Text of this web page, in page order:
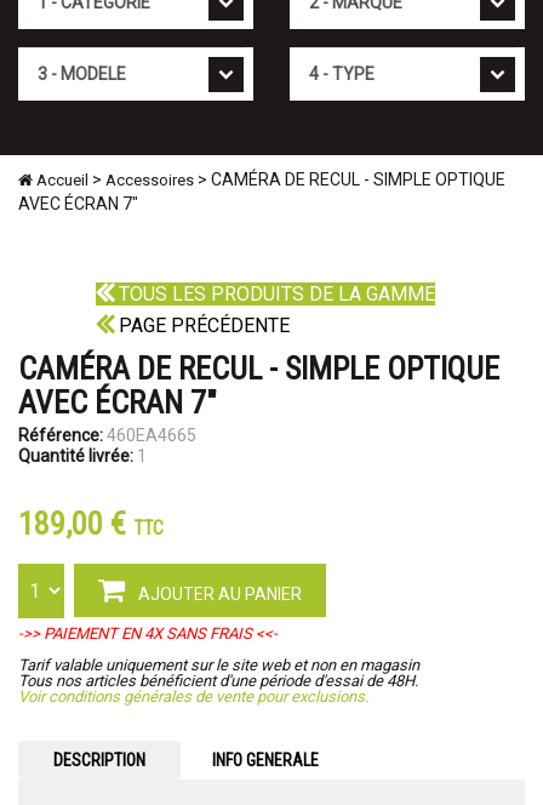
Accueil > Accessoires > CAMÉRA DE RECUL - SIMPLE OPTIQUE
AVEC ÉCRAN 7"
TOUS LES PRODUITS DE LA GAMME
PAGE PRÉCÉDENTE
CAMÉRA DE RECUL - SIMPLE OPTIQUE
AVEC ÉCRAN 7"
Référence:460EA4665
Quantité livrée: 1
189,00 € TTC
AJOUTER AU PANIER
->> PAIEMENT EN 4X SANS FRAIS <<-
Tarif valable uniquement sur le site web et non en magasin
Tous nos articles bénéficient d'une période d'essai de 48H.
Voir conditions générales de vente pour exclusions.
DESCRIPTION INFO GENERALE